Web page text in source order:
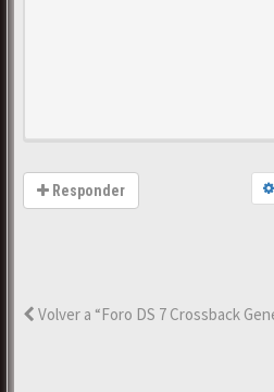
Responder
Volver a “Foro DS 7 Crossback